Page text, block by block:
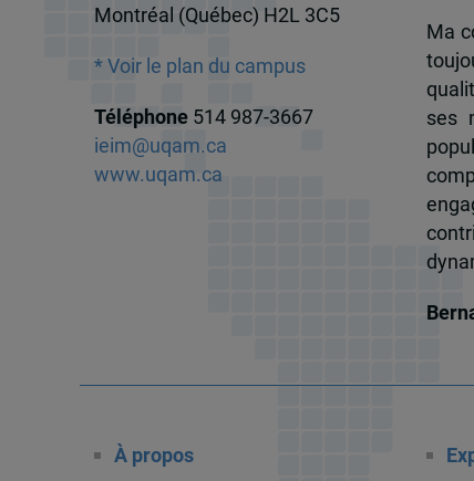
Montréal (Québec) H2L 3C5
* Voir le plan du campus
Téléphone 514 987-3667
ieim@uqam.ca
www.uqam.ca
Ma
ses
À propos